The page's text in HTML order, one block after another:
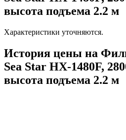
высота подъема 2.2 м
Характеристики уточняются.
История цены на
Sea Star HX-1480F,
высота подъема 2.2 м